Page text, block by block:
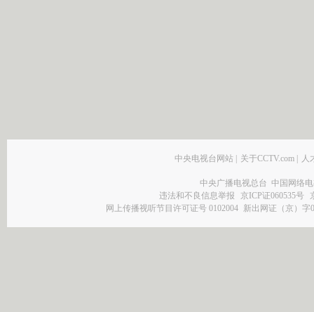
中央电视台网站 关于CCTV.com 人
中央广播电视总台 中国网络
违法和不良信息举报
京ICP证060535号
网上传播视听节目许可证号 0102004 新出网证（京）